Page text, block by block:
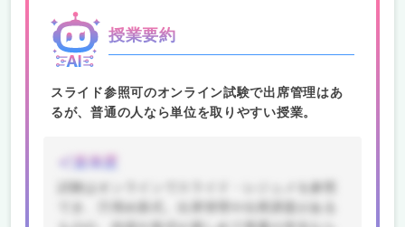
授業要約
スライド参照可のオンライン試験で出席管理はあ
るが、普通の人なら単位を取りやすい授業。
楽単度